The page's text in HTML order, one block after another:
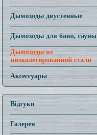
Дымоходы двустенные
Дымоходы для бани, сауны
Дымоходы из
низколегированной стали
Аксессуары
Відгуки
Галерея